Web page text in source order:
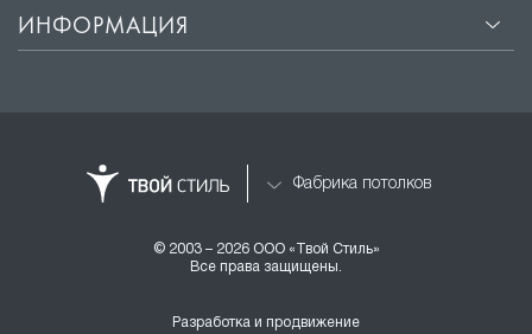
ИНФОРМАЦИЯ
Фабрика потолков
© 2003 – 2026 ООО «Твой Стиль»
Все права защищены.
Разработка и продвижение